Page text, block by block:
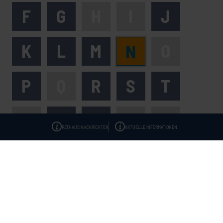
F
G
J
K
L M N
P
R S
T
U
V W X
Y
RATHAUS NACHRICHTEN AKTUELLE INFORMATIONEN